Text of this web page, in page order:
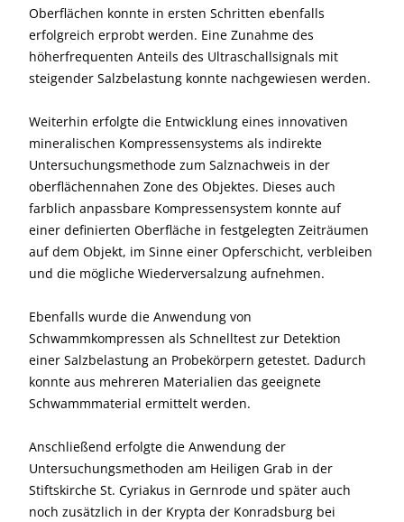
Oberflächen konnte in ersten Schritten ebenfalls
erfolgreich erprobt werden. Eine Zunahme des
höherfrequenten Anteils des Ultraschallsignals mit
steigender Salzbelastung konnte nachgewiesen werden.
Weiterhin erfolgte die Entwicklung eines innovativen
mineralischen Kompressensystems als indirekte
Untersuchungsmethode zum Salznachweis in der
oberflächennahen Zone des Objektes. Dieses auch
farblich anpassbare Kompressensystem konnte auf
einer definierten Oberfläche in festgelegten Zeiträumen
auf dem Objekt, im Sinne einer Opferschicht, verbleiben
und die mögliche Wiederversalzung aufnehmen.
Ebenfalls wurde die Anwendung von
Schwammkompressen als Schnelltest zur Detektion
einer Salzbelastung an Probekörpern getestet. Dadurch
konnte aus mehreren Materialien das geeignete
Schwammmaterial ermittelt werden.
Anschließend erfolgte die Anwendung der
Untersuchungsmethoden am Heiligen Grab in der
Stiftskirche St. Cyriakus in Gernrode und später auch
noch zusätzlich in der Krypta der Konradsburg bei